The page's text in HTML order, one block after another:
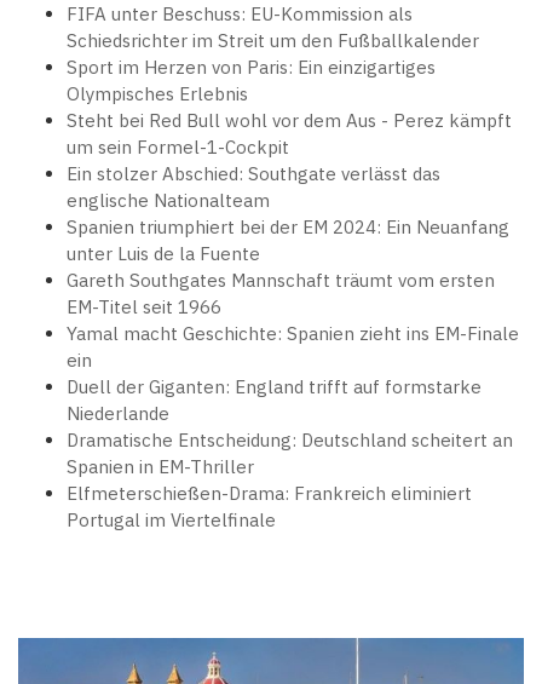
FIFA unter Beschuss: EU-Kommission als
Schiedsrichter im Streit um den Fußballkalender
Sport im Herzen von Paris: Ein einzigartiges
Olympisches Erlebnis
Steht bei Red Bull wohl vor dem Aus - Perez kämpft
um sein Formel-1-Cockpit
Ein stolzer Abschied: Southgate verlässt das
englische Nationalteam
Spanien triumphiert bei der EM 2024: Ein Neuanfang
unter Luis de la Fuente
Gareth Southgates Mannschaft träumt vom ersten
EM-Titel seit 1966
Yamal macht Geschichte: Spanien zieht ins EM-Finale
ein
Duell der Giganten: England trifft auf formstarke
Niederlande
Dramatische Entscheidung: Deutschland scheitert an
Spanien in EM-Thriller
Elfmeterschießen-Drama: Frankreich eliminiert
Portugal im Viertelfinale